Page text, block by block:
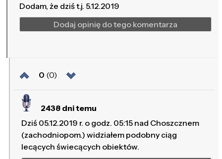
Dodam, że dziś t.j. 5.12.2019
Dodaj opinię do tego komentarza
0 (0)
2438 dni temu
Dziś 05.12.2019 r. o godz. 05:15 nad Choszcznem
(zachodniopom.) widziałem podobny ciąg
lecących świecących obiektów.